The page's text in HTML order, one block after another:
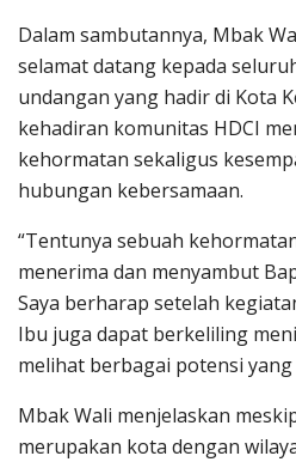
Dalam sambutannya, Mbak
selamat datang kepada
undangan yang hadir di Kota
kehadiran komunitas HDCI
kehormatan sekaligus
hubungan kebersamaan.
“Tentunya sebuah
menerima dan menyambut
Saya berharap setelah
Ibu juga dapat berkeliling
melihat berbagai potensi yang
Mbak Wali menjelaskan
merupakan kota dengan